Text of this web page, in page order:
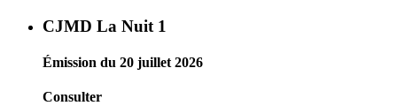
CJMD La Nuit 1
Émission du 20 juillet 2026
Consulter